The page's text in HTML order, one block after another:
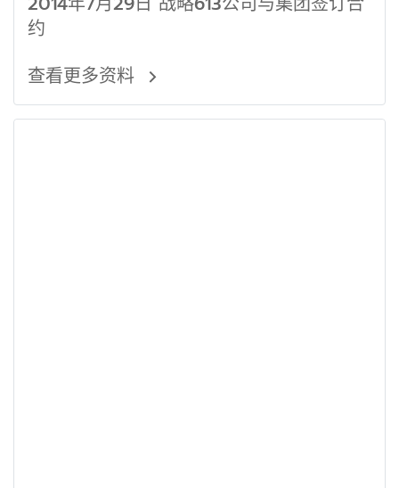
约
查看更多资料